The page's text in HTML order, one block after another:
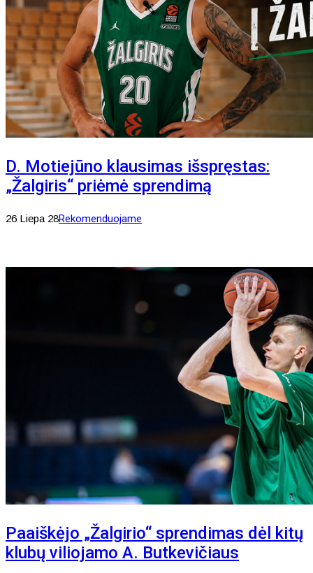
D. Motiejūno klausimas išspręstas:
„Žalgiris“ priėmė sprendimą
26 Liepa 28Rekomenduojame
Paaiškėjo „Žalgirio“ sprendimas dėl kitų
klubų viliojamo A. Butkevičiaus